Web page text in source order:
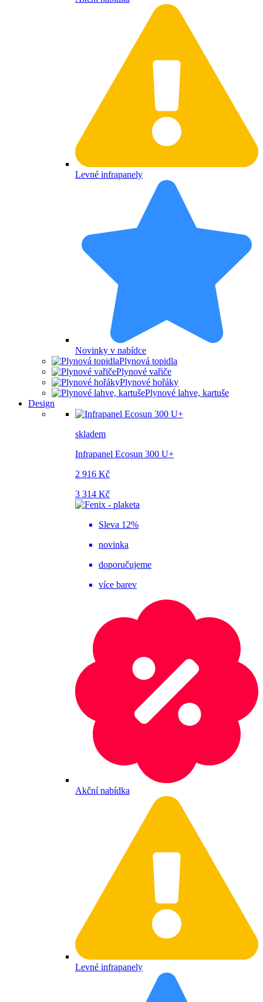
Levné infrapanely
Novinky v nabídce
Plynová topidla
Plynové vařiče
Plynové hořáky
Plynové lahve, kartuše
Design
skladem
Infrapanel Ecosun 300 U+
2 916 Kč
3 314 Kč
Sleva 12%
novinka
doporučujeme
více barev
Akční nabídka
Levné infrapanely